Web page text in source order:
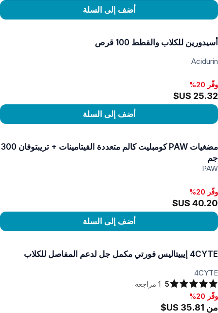
أضف إلى السلة
أسيدورين للكلاب والقطط 100 قرص
Acidurin
وفّر 20%
أضف إلى السلة
مضغيات PAW كومبليت كالم متعددة الفيتامينات + تريبتوفان 300
جم
PAW
وفّر 20%
أضف إلى السلة
4CYTE إيبيتاليس فورتي مكمل جل لدعم المفاصل للكلاب
4CYTE
5
1 مراجعة
وفّر 20%, من ‏35.81 US$
وفّر 20%
من ‏35.81 US$